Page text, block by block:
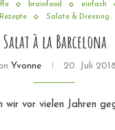
brainfood einfach
Rezepte
Salate & Dressing
Salat à la Barcelona
Yvonne 20. Juli 2018
wir vor vielen Jahren